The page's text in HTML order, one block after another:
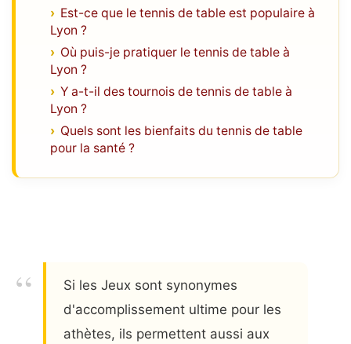
Est-ce que le tennis de table est populaire à
Lyon ?
Où puis-je pratiquer le tennis de table à
Lyon ?
Y a-t-il des tournois de tennis de table à
Lyon ?
Quels sont les bienfaits du tennis de table
pour la santé ?
Si les Jeux sont synonymes
d'accomplissement ultime pour les
athètes, ils permettent aussi aux